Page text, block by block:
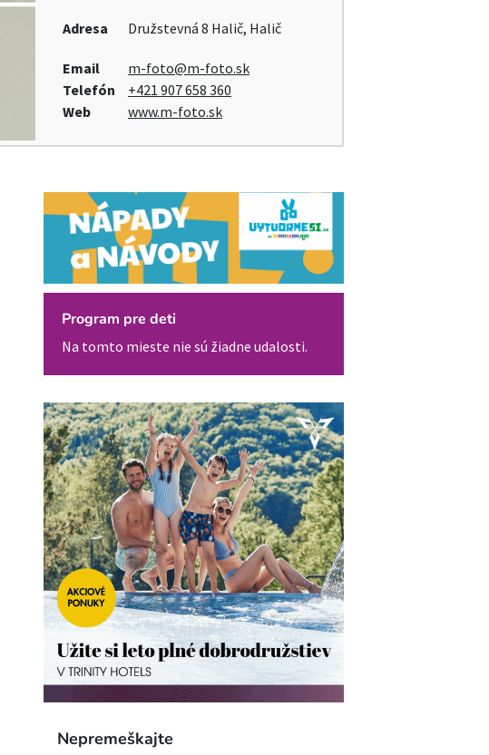
Adresa Družstevná 8 Halič, Halič
Email
m-foto@m-foto.sk
Telefón
+421 907 658 360
Web
www.m-foto.sk
Program pre deti
Na tomto mieste nie sú žiadne udalosti.
Nepremeškajte